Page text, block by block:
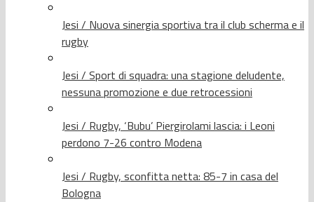
Jesi / Nuova sinergia sportiva tra il club scherma e il
rugby
Jesi / Sport di squadra: una stagione deludente,
nessuna promozione e due retrocessioni
Jesi / Rugby, ‘Bubu’ Piergirolami lascia: i Leoni
perdono 7-26 contro Modena
Jesi / Rugby, sconfitta netta: 85-7 in casa del
Bologna